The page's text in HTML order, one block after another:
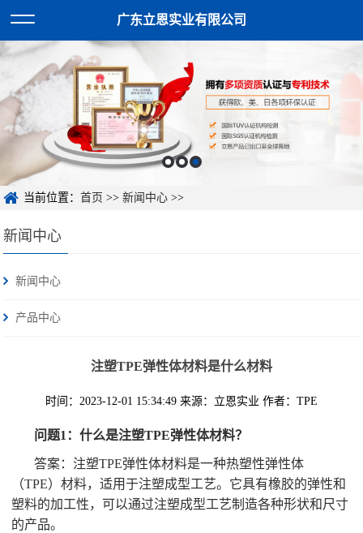
广东立恩实业有限公司
当前位置：首页 >>新闻中心 >>
新闻中心
新闻中心
产品中心
注塑TPE弹性体材料是什么材料
时间：2023-12-01 15:34:49 来源：立恩实业 作者：TPE
问题1：什么是注塑TPE弹性体材料？
答案：注塑TPE弹性体材料是一种热塑性弹性体
（TPE）材料，适用于注塑成型工艺。它具有橡胶的弹性和
塑料的加工性，可以通过注塑成型工艺制造各种形状和尺寸
的产品。